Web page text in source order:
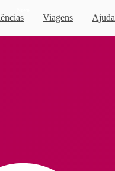
Viagens Ajuda